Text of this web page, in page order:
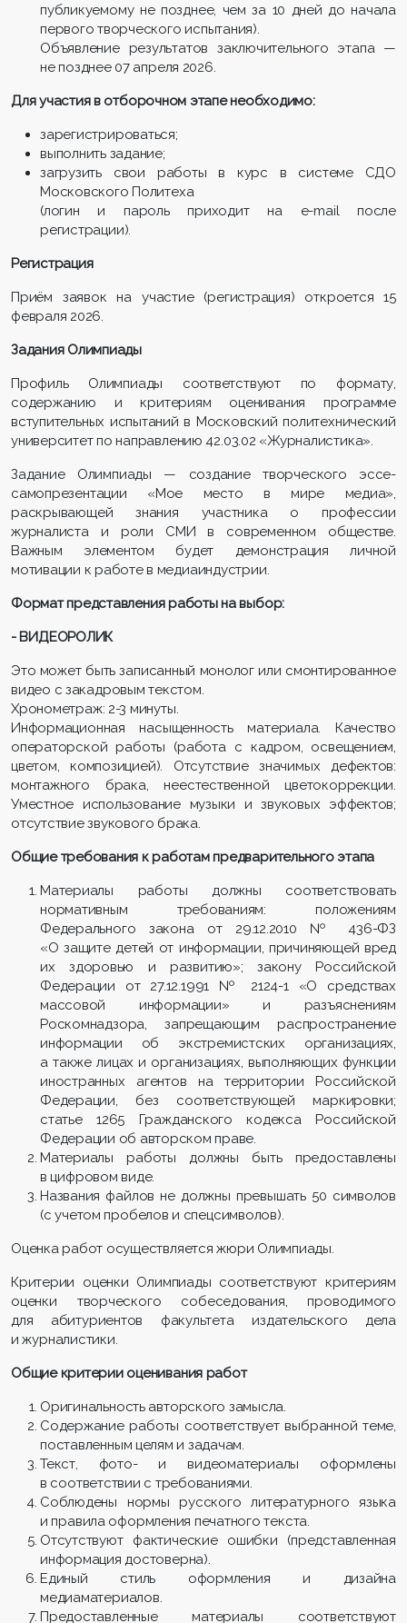
публикуемому не позднее, чем за 10 дней до начала
первого творческого испытания).
Объявление результатов заключительного этапа —
не позднее 07 апреля 2026.
Для участия в отборочном этапе необходимо:
зарегистрироваться;
выполнить задание;
загрузить свои работы в курс в системе СДО
Московского Политеха
(логин и пароль приходит на e-mail после
регистрации).
Регистрация
Приём заявок на участие (регистрация) откроется 15
февраля 2026.
Задания Олимпиады
Профиль Олимпиады соответствуют по формату,
содержанию и критериям оценивания программе
вступительных испытаний в Московский политехнический
университет по направлению 42.03.02 «Журналистика».
Задание Олимпиады — создание творческого эссе-
самопрезентации «Мое место в мире медиа»,
раскрывающей знания участника о профессии
журналиста и роли СМИ в современном обществе.
Важным элементом будет демонстрация личной
мотивации к работе в медиаиндустрии.
Формат представления работы на выбор:
- ВИДЕОРОЛИК
Это может быть записанный монолог или смонтированное
видео с закадровым текстом.
Хронометраж: 2-3 минуты.
Информационная насыщенность материала. Качество
операторской работы (работа с кадром, освещением,
цветом, композицией). Отсутствие значимых дефектов:
монтажного брака, неестественной цветокоррекции.
Уместное использование музыки и звуковых эффектов;
отсутствие звукового брака.
Общие требования к работам предварительного этапа
Материалы работы должны соответствовать
нормативным требованиям: положениям
Федерального закона от 29.12.2010 № 436-ФЗ
«О защите детей от информации, причиняющей вред
их здоровью и развитию»; закону Российской
Федерации от 27.12.1991 № 2124-1 «О средствах
массовой информации» и разъяснениям
Роскомнадзора, запрещающим распространение
информации об экстремистских организациях,
а также лицах и организациях, выполняющих функции
иностранных агентов на территории Российской
Федерации, без соответствующей маркировки;
статье 1265 Гражданского кодекса Российской
Федерации об авторском праве.
Материалы работы должны быть предоставлены
в цифровом виде.
Названия файлов не должны превышать 50 символов
(с учетом пробелов и спецсимволов).
Оценка работ осуществляется жюри Олимпиады.
Критерии оценки Олимпиады соответствуют критериям
оценки творческого собеседования, проводимого
для абитуриентов факультета издательского дела
и журналистики.
Общие критерии оценивания работ
Оригинальность авторского замысла.
Содержание работы соответствует выбранной теме,
поставленным целям и задачам.
Текст, фото- и видеоматериалы оформлены
в соответствии с требованиями.
Соблюдены нормы русского литературного языка
и правила оформления печатного текста.
Отсутствуют фактические ошибки (представленная
информация достоверна).
Единый стиль оформления и дизайна
медиаматериалов.
Предоставленные материалы соответствуют